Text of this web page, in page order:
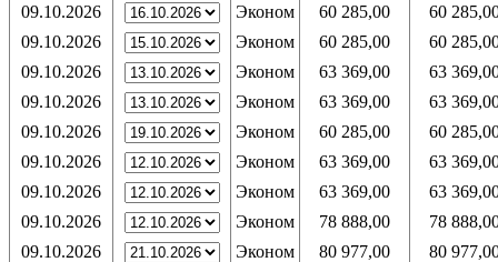
09.10.2026
Эконом 60 285,00
60
09.10.2026
Эконом 60 285,00
60
09.10.2026
Эконом 63 369,00
63
09.10.2026
Эконом 63 369,00
63
09.10.2026
Эконом 60 285,00
60
09.10.2026
Эконом 63 369,00
63
09.10.2026
Эконом 63 369,00
63
09.10.2026
Эконом 78 888,00
78
09.10.2026
Эконом 80 977,00
80